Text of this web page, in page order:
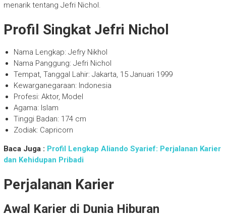
menarik tentang Jefri Nichol.
Profil Singkat Jefri Nichol
Nama Lengkap: Jefry Nikhol
Nama Panggung: Jefri Nichol
Tempat, Tanggal Lahir: Jakarta, 15 Januari 1999
Kewarganegaraan: Indonesia
Profesi: Aktor, Model
Agama: Islam
Tinggi Badan: 174 cm
Zodiak: Capricorn
Baca Juga : Profil Lengkap Aliando Syarief: Perjalanan Karier
dan Kehidupan Pribadi
Perjalanan Karier
Awal Karier di Dunia Hiburan